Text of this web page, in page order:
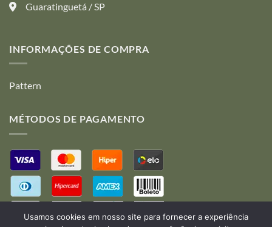
Guaratinguetá / SP
INFORMAÇÕES DE COMPRA
Pattern
MÉTODOS DE PAGAMENTO
Usamos cookies em nosso site para fornecer a experiência